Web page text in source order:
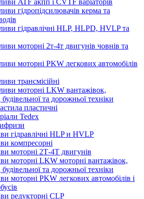
гідропідсилювачів керма та
гідравлічні HLP, HLPD, HVLP та
моторні 2т-4т двигунів човнів та
моторні PKW легкових автомобілів
трансмісійні
моторні LKW вантажівок,
будівельної та дорожньої техніки
пластичні
Tedex
гідравлічні HLP и HVLP
компресорні
моторні 2Т-4Т двигунів
моторні LKW моторні вантажівок,
будівельної та дорожньої техніки
моторні PKW легкових автомобілів і
редукторні CLP